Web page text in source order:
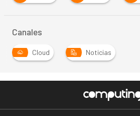
Canales
Cloud Noticias